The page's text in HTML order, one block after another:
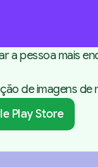
pessoa mais
de imagens de
Play Store